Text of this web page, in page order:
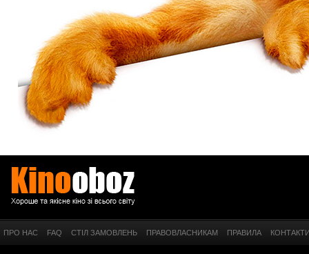
ПРО НАС FAQ СТІЛ ЗАМОВЛЕНЬ ПРАВОВЛАСНИКАМ ПРАВИЛА